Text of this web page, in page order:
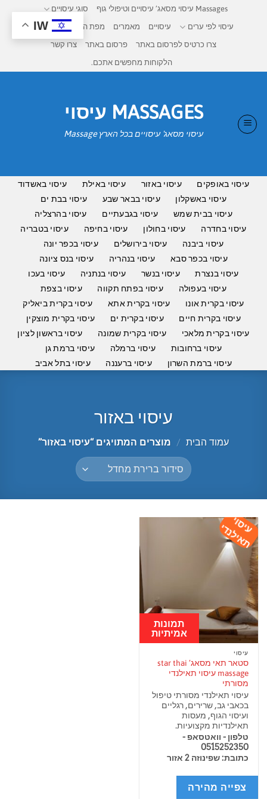
Massages עיסוי מסאג’ עיסויים וטיפולי גוף
סוגי עיסויים
עיסוי לפי ערים
עיסויים מאמרים
מפת העיסויים בישראל
צרו כרטיס לפרסום באתר
פרסום באתר
צרו קשר
הלקוחות מחפשים אתכם.
MASSAGES עיסוי
עיסוי מסאג' עיסויים בכל הארץ Massage
עיסוי באופקים עיסוי באזור עיסוי באילת
עיסוי באשדוד
עיסוי באשקלון
עיסוי בבאר שבע
עיסוי בבת ים
עיסוי בבית שמש
עיסוי בגבעתיים
עיסוי בהרצליה
עיסוי בחדרה
עיסוי בחולון עיסוי בחיפה
עיסוי בטבריה
עיסוי ביבנה
עיסוי בירושלים
עיסוי בכפר יונה
עיסוי בכפר סבא
עיסוי בנהריה
עיסוי בנס ציונה
עיסוי בנצרת
עיסוי בנשר עיסוי בנתניה
עיסוי בעכו
עיסוי בעפולה
עיסוי בפתח תקווה
עיסוי בצפת
עיסוי בקרית אונו
עיסוי בקרית אתא
עיסוי בקרית ביאליק
עיסוי בקרית חיים
עיסוי בקרית ים
עיסוי בקרית מוצקין
עיסוי בקרית מלאכי
עיסוי בקרית שמונה
עיסוי בראשון לציון
עיסוי ברחובות
עיסוי ברמלה
עיסוי ברמת גן
עיסוי ברמת השרון
עיסוי ברעננה עיסוי בתל אביב
עיסוי באזור
עמוד הבית / מוצרים המתויגים “עיסוי באזור”
עיסוי
תאילנדי
תמונות
אמיתיות
עיסוי
סטאר תאי מסאג’ star thai
massage עיסוי תאילנדי
מסורתי
עיסוי תאילנדי מסורתי טיפול
בכאבי גב, שרירים, רגליים
ועיסוי הגוף, מעסות
תאילנדיות מקצועיות.
טלפון - וואטסאפ -
0515252350
כתובת: שפינוזה 2 אזור
צפייה מהירה
IW